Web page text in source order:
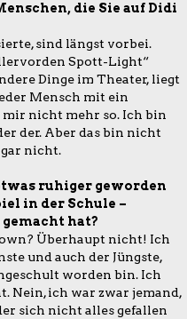
die Sie auf Didi
sind längst vorbei.
Spott-Light“
Dinge im Theater, liegt
Mensch mit ein
mir nicht mehr so. Ich bin
der. Aber das bin nicht
nicht.
ruhiger geworden
in der Schule –
hat?
Überhaupt nicht! Ich
und auch der Jüngste,
worden bin. Ich
Nein, ich war zwar jemand,
sich nicht alles gefallen